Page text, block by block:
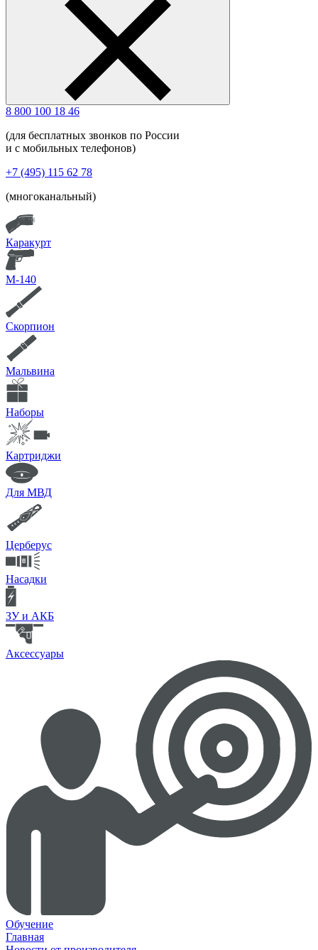
8 800 100 18 46
(для бесплатных звонков по России
и с мобильных телефонов)
+7 (495) 115 62 78
(многоканальный)
Каракурт
М-140
Скорпион
Мальвина
Наборы
Картриджи
Для МВД
Церберус
Насадки
ЗУ и АКБ
Аксессуары
Обучение
Главная